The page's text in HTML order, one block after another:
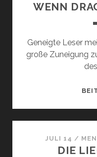
WENN
Geneigte Leser
große Zuneigung
JULI 14 /
DIE